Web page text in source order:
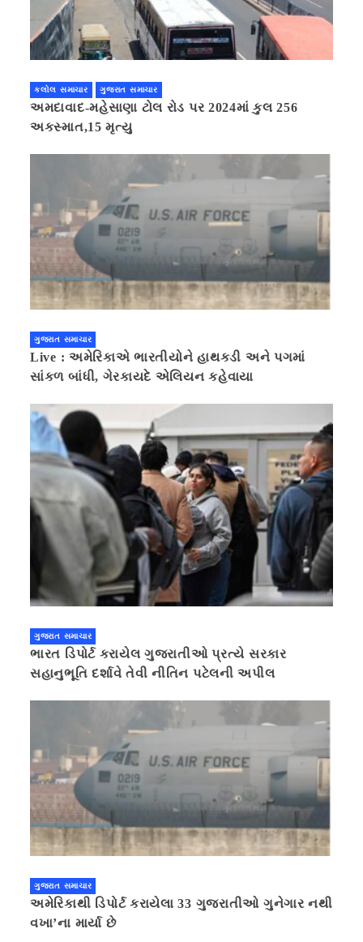
કલોલ સમાચાર ગુજરાત સમાચાર
અમદાવાદ-મહેસાણા ટોલ રોડ પર 2024માં કુલ 256
અકસ્માત,15 મૃત્યુ
ગુજરાત સમાચાર
Live : અમેરિકાએ ભારતીયોને હાથકડી અને પગમાં
સાંકળ બાંધી, ગેરકાયદે એલિયન કહેવાયા
ગુજરાત સમાચાર
ભારત ડિપોર્ટ કરાયેલ ગુજરાતીઓ પ્રત્યે સરકાર
સહાનુભૂતિ દર્શાવે તેવી નીતિન પટેલની અપીલ
ગુજરાત સમાચાર
અમેરિકાથી ડિપોર્ટ કરાયેલા 33 ગુજરાતીઓ ગુનેગાર નથી
વખા’ના માર્યા છે